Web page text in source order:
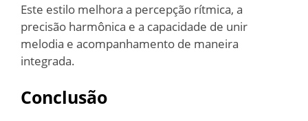
Este estilo melhora a percepção rítmica, a
precisão harmônica e a capacidade de unir
melodia e acompanhamento de maneira
integrada.
Conclusão